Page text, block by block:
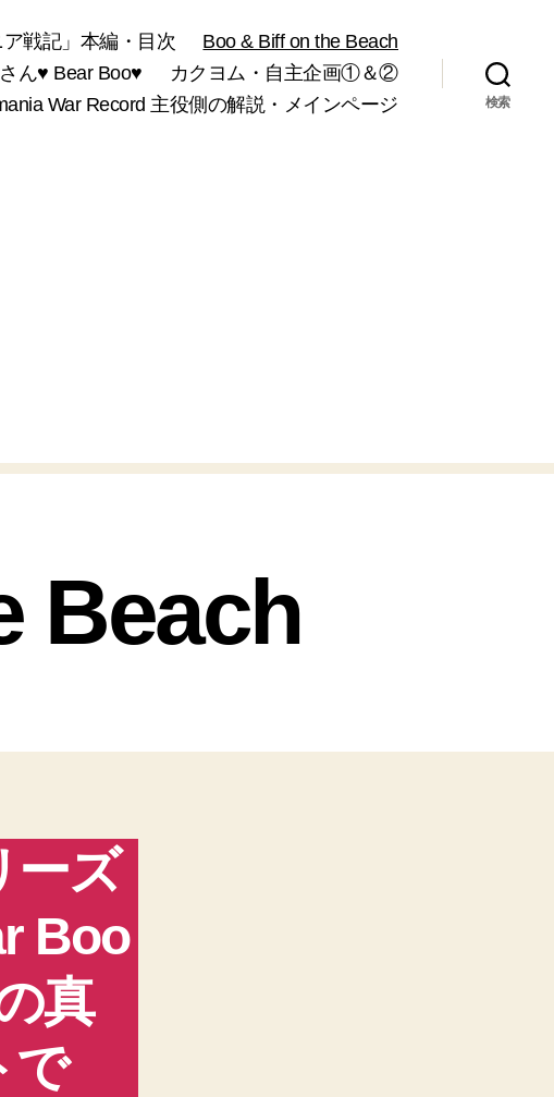
ア戦記」本編・目次
Boo & Biff on the Beach
ん♥ Bear Boo♥
カクヨム・自主企画①＆②
War Record 主役側の解説・メインページ
検索
Beach
ーズ
Boo
真
で